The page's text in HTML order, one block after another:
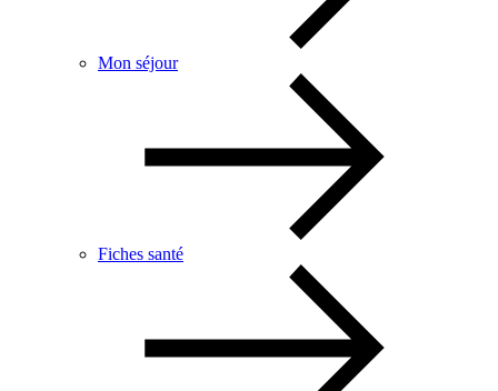
Mon séjour
Fiches santé